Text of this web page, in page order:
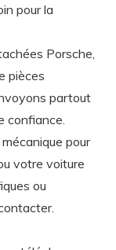
pour la
Porsche,
pièces
partout
confiance.
pour
votre voiture
ou